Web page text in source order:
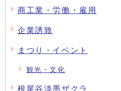
商工業・労働・雇用
企業誘致
まつり・イベント
観光・文化
根尾谷淡墨ザクラ